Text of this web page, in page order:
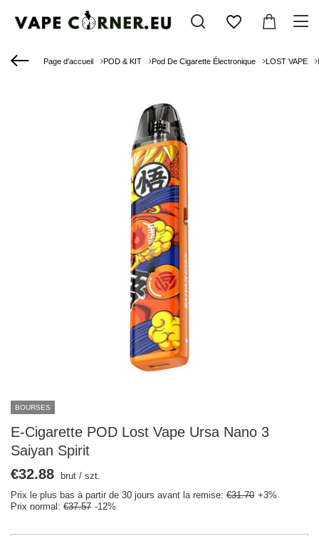
Page d'accueil POD & KIT Pod De Cigarette Électronique LOST VAPE
BOURSES
E-Cigarette POD Lost Vape Ursa Nano 3
Saiyan Spirit
€32.88 brut / szt.
Prix le plus bas à partir de 30 jours avant la remise: €31.70 +3%
Prix normal: €37.57 -12%